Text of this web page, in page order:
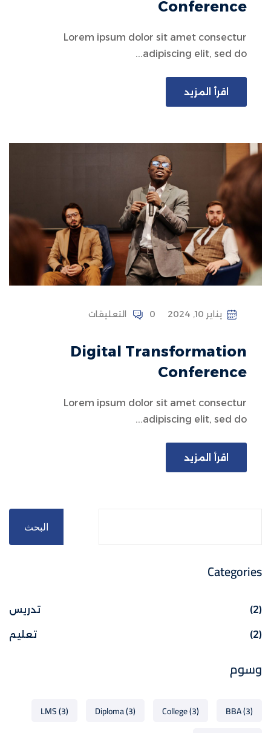
Conference
Lorem ipsum dolor sit amet consectur
adipiscing elit, sed do...
اقرأ المزيد
يناير 10, 2024 0 التعليقات
Digital Transformation
Conference
Lorem ipsum dolor sit amet consectur
adipiscing elit, sed do...
اقرأ المزيد
البحث
Categories
تدريس (2)
تعليم (2)
وسوم
BBA(3)
College(3)
Diploma(3)
LMS(3)